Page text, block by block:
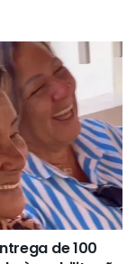
de 100